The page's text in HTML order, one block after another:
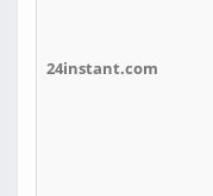
24instant.com